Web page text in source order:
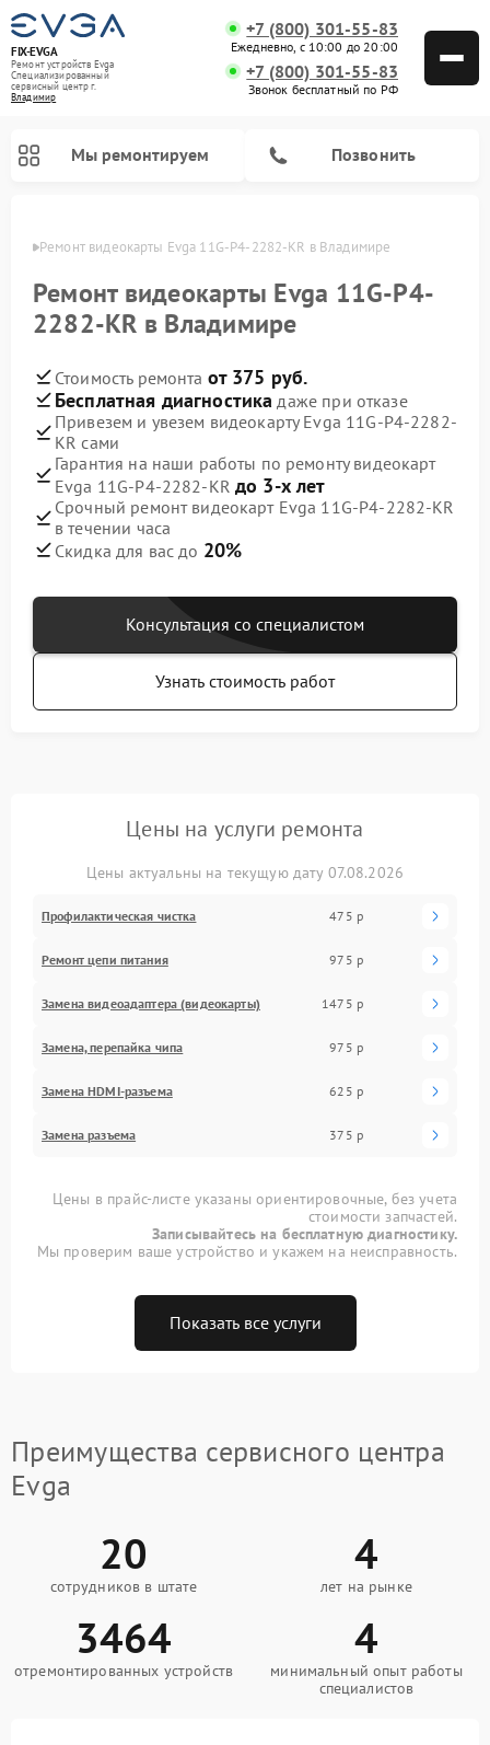
FIX-EVGA
Ремонт устройств Evga
Специализированный
cервисный центр г.
Владимир
+7 (800) 301-55-83
Ежедневно, с 10:00 до 20:00
+7 (800) 301-55-83
Звонок бесплатный по РФ
Мы ремонтируем Позвонить
Ремонт видеокарты Evga 11G-P4-2282-KR в Владимире
Ремонт видеокарты Evga 11G-P4-
2282-KR в Владимире
Стоимость ремонта от 375 руб.
Бесплатная диагностика даже при отказе
Привезем и увезем видеокарту Evga 11G-P4-2282-
KR сами
Гарантия на наши работы по ремонту видеокарт
Evga 11G-P4-2282-KR до 3-х лет
Срочный ремонт видеокарт Evga 11G-P4-2282-KR
в течении часа
Скидка для вас до 20%
Консультация со специалистом
Узнать стоимость работ
Цены на услуги ремонта
Цены актуальны на текущую дату 07.08.2026
Профилактическая чистка 475 р
Ремонт цепи питания 975 р
Замена видеоадаптера (видеокарты) 1475 р
Замена, перепайка чипа 975 р
Замена HDMI-разъема 625 р
Замена разъема 375 р
Цены в прайс-листе указаны ориентировочные, без учета
стоимости запчастей.
Записывайтесь на бесплатную диагностику.
Мы проверим ваше устройство и укажем на неисправность.
Показать все услуги
Преимущества сервисного центра
Evga
20
сотрудников в штате
4
лет на рынке
3464
отремонтированных устройств
4
минимальный опыт работы
специалистов